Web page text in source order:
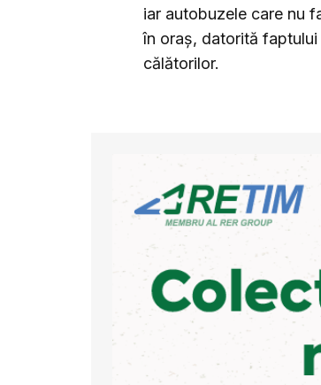
iar autobuzele care nu
în oraș, datorită
călătorilor.